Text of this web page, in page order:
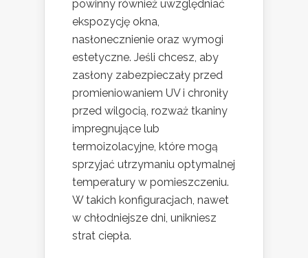
powinny również uwzględniać
ekspozycję okna,
nasłonecznienie oraz wymogi
estetyczne. Jeśli chcesz, aby
zasłony zabezpieczały przed
promieniowaniem UV i chroniły
przed wilgocią, rozważ tkaniny
impregnujące lub
termoizolacyjne, które mogą
sprzyjać utrzymaniu optymalnej
temperatury w pomieszczeniu.
W takich konfiguracjach, nawet
w chłodniejsze dni, unikniesz
strat ciepła.